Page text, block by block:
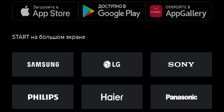
START на большом экране